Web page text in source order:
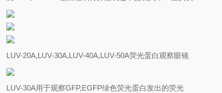
LUV-20A,LUV-30A,LUV-40A,LUV-50A荧光蛋白观察眼镜
LUV-30A用于观察GFP,EGFP绿色荧光蛋白发出的荧光